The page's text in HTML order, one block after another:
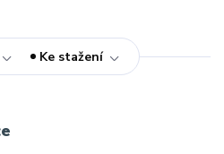
Ke stažení